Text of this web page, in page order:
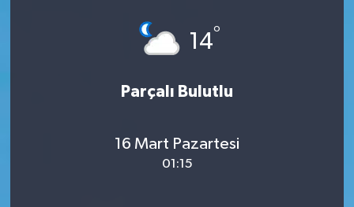
14°
Parçalı Bulutlu
16 Mart Pazartesi
01:15